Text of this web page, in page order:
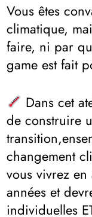
Vous êtes
climatique,
faire, ni par
game est fait
Dans cet
de construire
changement
vous vivrez
années et
individuelles